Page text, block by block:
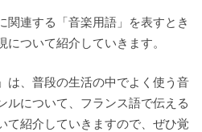
関連する「音楽用語」を表すとき
ついて紹介していきます。
は、普段の生活の中でよく使う音
ルについて、フランス語で伝える
て紹介していきますので、ぜひ覚